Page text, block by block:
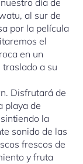
día de
al sur de
por la película
el
en un
a su
Disfrutará de
playa de
la
sonido de las
frescos de
y fruta